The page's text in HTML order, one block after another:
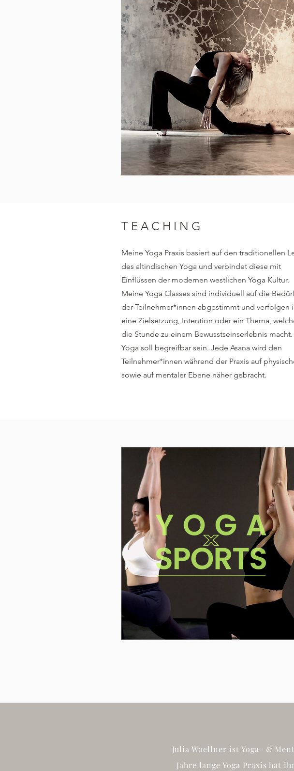
TEACHING
Meine Yoga Praxis basiert auf den traditionellen
des altindischen Yoga und verbindet diese mit
Einflüssen der modernen westlichen Yoga Kultur.
Meine Yoga Classes sind individuell auf die
der Teilnehmer*innen abgestimmt und verfolgen
eine Zielsetzung, Intention oder ein Thema,
die Stunde zu einem Bewusstseinserlebnis macht.
Yoga soll begreifbar sein. Jede Asana wird den
Teilnehmer*innen während der Praxis auf
sowie auf mentaler Ebene näher gebracht.
Julia Woellner ist Yoga- &
Jahre lange Yoga Praxis hat